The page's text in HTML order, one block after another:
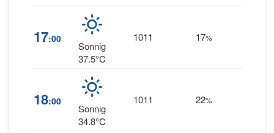
17:00
Sonnig
37.5°C
1011 17%
18:00
Sonnig
34.8°C
1011 22%